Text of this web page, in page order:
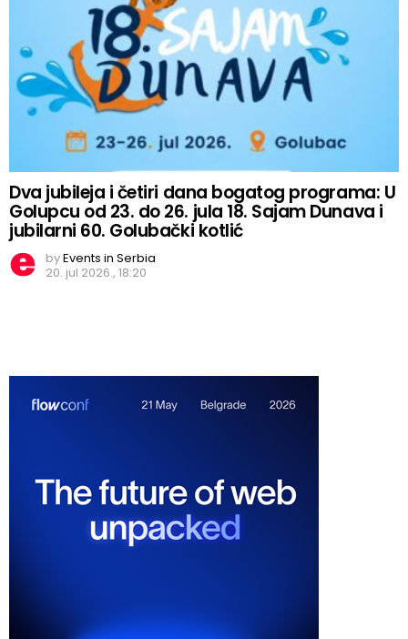
Dva jubileja i četiri dana bogatog programa: U
Golupcu od 23. do 26. jula 18. Sajam Dunava i
jubilarni 60. Golubački kotlić
byEvents in Serbia
20. jul 2026., 18:20